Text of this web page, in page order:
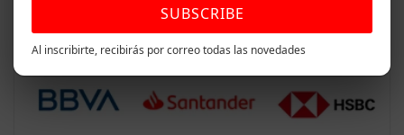
SUBSCRIBE
Al inscribirte, recibirás por correo todas las novedades